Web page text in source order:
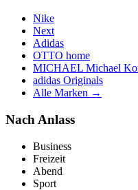
Nike
Next
Adidas
OTTO home
MICHAEL Michael
adidas Originals
Alle Marken →
Nach Anlass
Business
Freizeit
Abend
Sport